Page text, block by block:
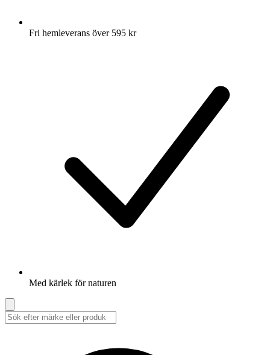
Fri hemleverans över 595 kr
Med kärlek för naturen